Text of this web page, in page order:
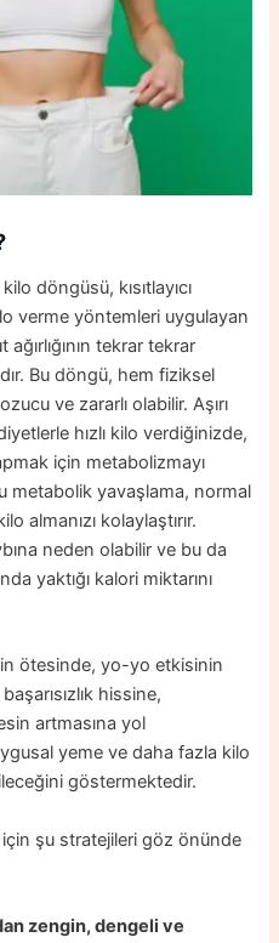
döngüsü, kısıtlayıcı
verme yöntemleri uygulayan
tekrar tekrar
Bu döngü, hem fiziksel
ve zararlı olabilir. Aşırı
hızlı kilo verdiğinizde,
için metabolizmayı
metabolik yavaşlama, normal
almanızı kolaylaştırır.
neden olabilir ve bu da
yaktığı kalori miktarını
ötesinde, yo-yo etkisinin
hissine,
artmasına yol
yeme ve daha fazla kilo
göstermektedir.
şu stratejileri göz önünde
zengin, dengeli ve